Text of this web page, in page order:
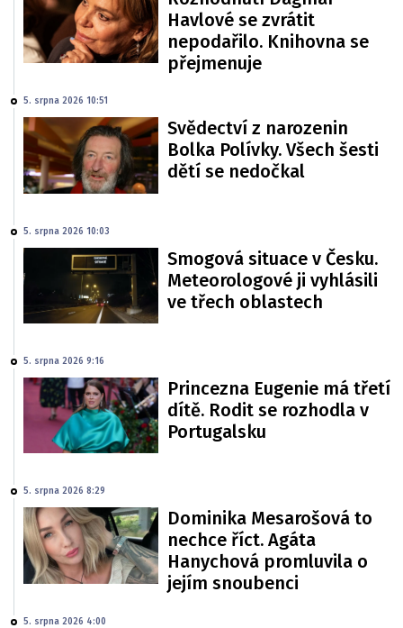
Havlové se zvrátit
nepodařilo. Knihovna se
přejmenuje
5. srpna 2026 10:51
Svědectví z narozenin
Bolka Polívky. Všech šesti
dětí se nedočkal
5. srpna 2026 10:03
Smogová situace v Česku.
Meteorologové ji vyhlásili
ve třech oblastech
5. srpna 2026 9:16
Princezna Eugenie má třetí
dítě. Rodit se rozhodla v
Portugalsku
5. srpna 2026 8:29
Dominika Mesarošová to
nechce říct. Agáta
Hanychová promluvila o
jejím snoubenci
5. srpna 2026 4:00